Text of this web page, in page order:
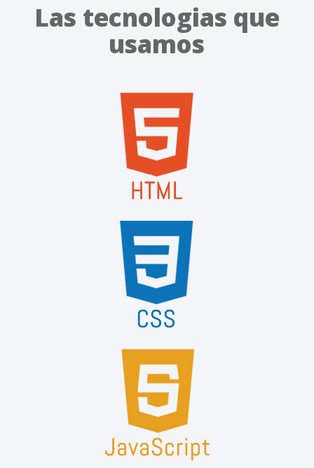
Las tecnologias que
usamos